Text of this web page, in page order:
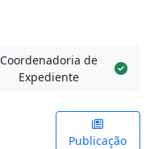
Coordenadoria de
Expediente
Publicação